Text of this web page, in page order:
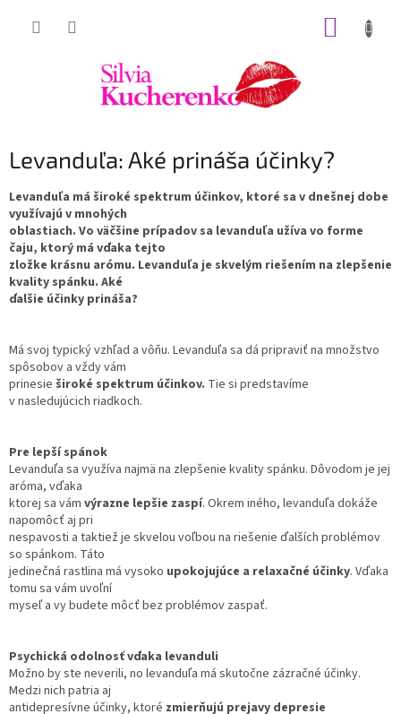
Levanduľa: Aké prináša účinky?
Levanduľa má široké spektrum účinkov, ktoré sa v dnešnej dobe
využívajú v mnohých
oblastiach. Vo väčšine prípadov sa levanduľa užíva vo forme
čaju, ktorý má vďaka tejto
zložke krásnu arómu. Levanduľa je skvelým riešením na zlepšenie
kvality spánku. Aké
ďalšie účinky prináša?
Má svoj typický vzhľad a vôňu. Levanduľa sa dá pripraviť na množstvo
spôsobov a vždy vám
prinesie široké spektrum účinkov. Tie si predstavíme
v nasledujúcich riadkoch.
Pre lepší spánok
Levanduľa sa využíva najmä na zlepšenie kvality spánku. Dôvodom je jej
aróma, vďaka
ktorej sa vám výrazne lepšie zaspí. Okrem iného, levanduľa dokáže
napomôcť aj pri
nespavosti a taktiež je skvelou voľbou na riešenie ďalších problémov
so spánkom. Táto
jedinečná rastlina má vysoko upokojujúce a relaxačné účinky. Vďaka
tomu sa vám uvoľní
myseľ a vy budete môcť bez problémov zaspať.
Psychická odolnosť vďaka levanduli
Možno by ste neverili, no levanduľa má skutočne zázračné účinky.
Medzi nich patria aj
antidepresívne účinky, ktoré zmierňujú prejavy depresie